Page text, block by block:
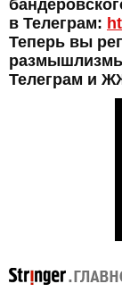
в Телеграм:
Теперь вы
размышлизмы
Телеграм и